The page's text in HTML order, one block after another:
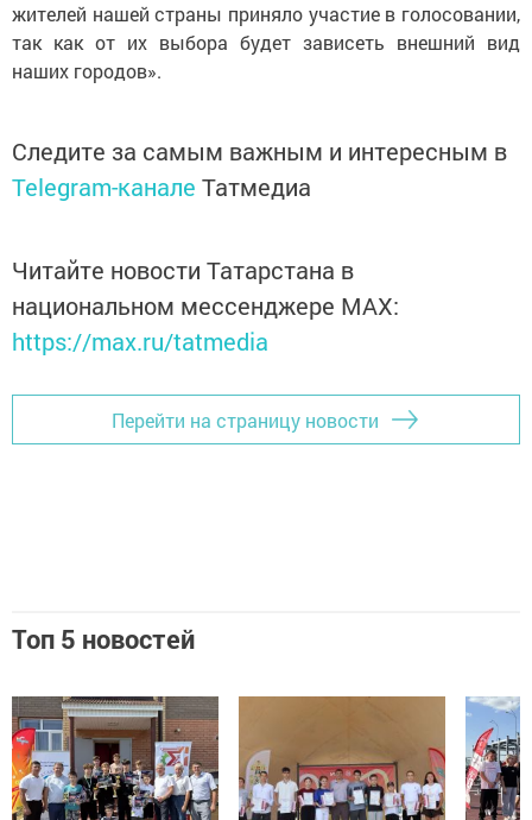
жителей нашей страны приняло участие в голосовании,
так как от их выбора будет зависеть внешний вид
наших городов».
Следите за самым важным и интересным в
Telegram-канале Татмедиа
Читайте новости Татарстана в
национальном мессенджере MАХ:
https://max.ru/tatmedia
Перейти на страницу новости
Топ 5 новостей